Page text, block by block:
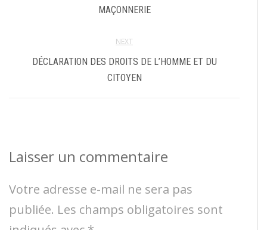
MAÇONNERIE
NEXT
DÉCLARATION DES DROITS DE L’HOMME ET DU
CITOYEN
Laisser un commentaire
Votre adresse e-mail ne sera pas
publiée. Les champs obligatoires sont